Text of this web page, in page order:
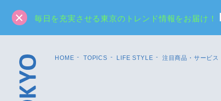
毎日を充実させる東京のトレンド情報をお届け！
HOME TOPICS LIFE STYLE 注目商品・サービス